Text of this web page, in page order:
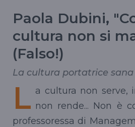
Paola Dubini,
cultura non si
(Falso!)
La cultura portatrice sana
L a cultura non serve,
non rende... Non è
professoressa di